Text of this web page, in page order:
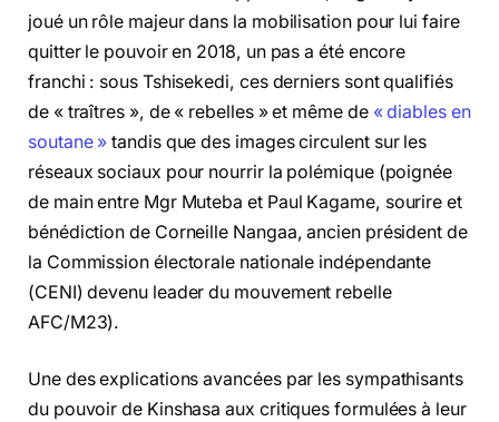
joué un rôle majeur dans la mobilisation pour lui faire
quitter le pouvoir en 2018, un pas a été encore
franchi : sous Tshisekedi, ces derniers sont qualifiés
de « traîtres », de « rebelles » et même de « diables en
soutane » tandis que des images circulent sur les
réseaux sociaux pour nourrir la polémique (poignée
de main entre Mgr Muteba et Paul Kagame, sourire et
bénédiction de Corneille Nangaa, ancien président de
la Commission électorale nationale indépendante
(CENI) devenu leader du mouvement rebelle
AFC/M23).
Une des explications avancées par les sympathisants
du pouvoir de Kinshasa aux critiques formulées à leur